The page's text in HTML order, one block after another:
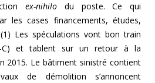
ex-nihilo du poste. Ce qui
les cases financements, études,
Les spéculations vont bon train
C) et tablent sur un retour à la
2015. Le bâtiment sinistré contient
de démolition s’annoncent